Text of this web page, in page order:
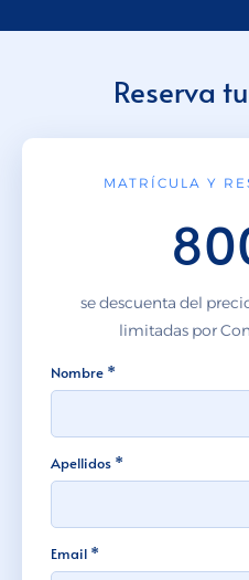
Reserva
MATRÍCULA Y
se descuenta del
limitadas por
Nombre *
Apellidos *
Email *